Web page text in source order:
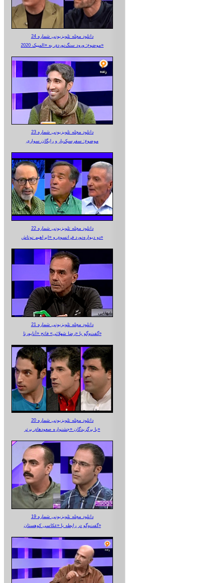
دانلود مجله تلویزیونی شماره 24
موضوع: ورود سنگ‌نوردی به «المپیک 2020»
دانلود مجله تلویزیونی شماره 23
موضوع: سفرسبک‌بار و رایگان سواری
دانلود مجله تلویزیونی شماره 22
دو دیواره‌نورد فرانسوی و «ابراهیم نوتاش»
دانلود مجله تلویزیونی شماره 21
گفت‌وگو با «رضا شهلائی» فاتح «آناپورنا»
دانلود مجله تلویزیونی شماره 20
با برگزیدگان «جشنواره صعودهای برتر»
دانلود مجله تلویزیونی شماره 19
گفت‌وگو در رابطه با «عکاسی کوهستان»